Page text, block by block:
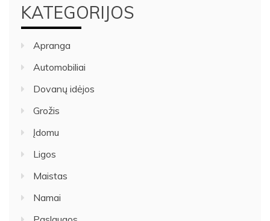
KATEGORIJOS
Apranga
Automobiliai
Dovanų idėjos
Grožis
Įdomu
Ligos
Maistas
Namai